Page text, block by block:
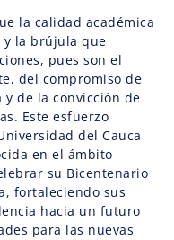
la calidad académica
y la brújula que
pues son el
del compromiso de
de la convicción de
Este esfuerzo
del Cauca
en el ámbito
su Bicentenario
fortaleciendo sus
hacia un futuro
para las nuevas